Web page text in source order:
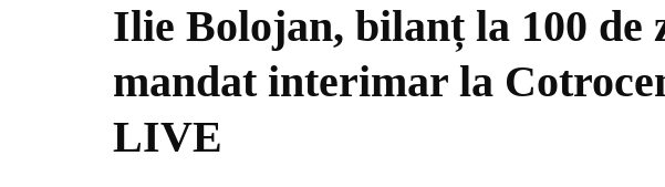
Ilie Bolojan, bilanț la 100 de
mandat interimar la
LIVE